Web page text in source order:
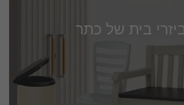
בית של כתר